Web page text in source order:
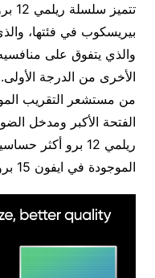
والذي يتفوق على
الفتحة الأكبر ومدخل
ريلمي 12 برو
الموجودة في ايفون 15 برو.